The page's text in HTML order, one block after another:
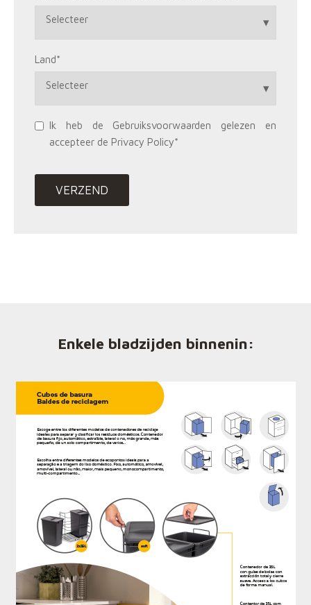
Land*
Ik heb de Gebruiksvoorwaarden gelezen en
accepteer de Privacy Policy*
Enkele bladzijden binnenin: